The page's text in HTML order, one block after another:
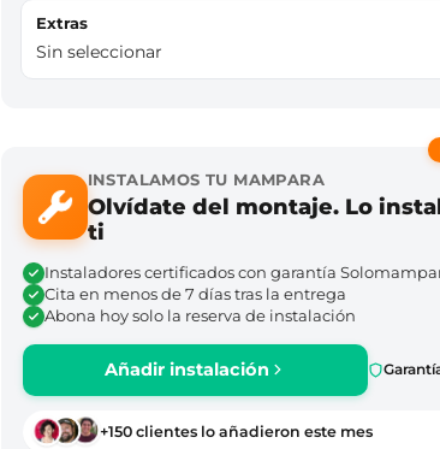
Extras
Sin seleccionar
INSTALAMOS TU MAMPARA
Olvídate del montaje. Lo
ti
Instaladores certificados con garantía
Cita en menos de 7 días tras la entrega
Abona hoy solo la reserva de instalación
Añadir instalación
+150 clientes lo añadieron este mes